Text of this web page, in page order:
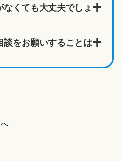
くても大丈夫でしょ
談をお願いすることは